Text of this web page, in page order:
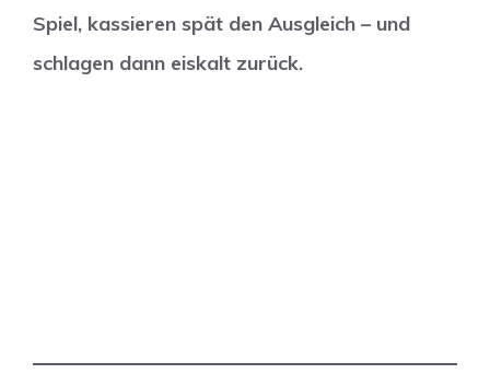
Spiel, kassieren spät den Ausgleich – und
schlagen dann eiskalt zurück.